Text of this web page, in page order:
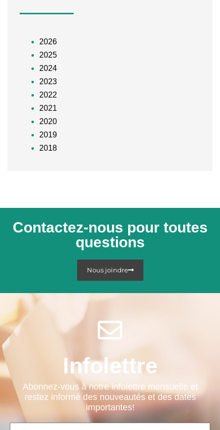
2026
2025
2024
2023
2022
2021
2020
2019
2018
Contactez-nous pour toutes
questions
Nous joindre
Infolettre
Abonnez-vous à notre infolettre mensuelle et
restez informé des nouveautés et des dates
importantes!